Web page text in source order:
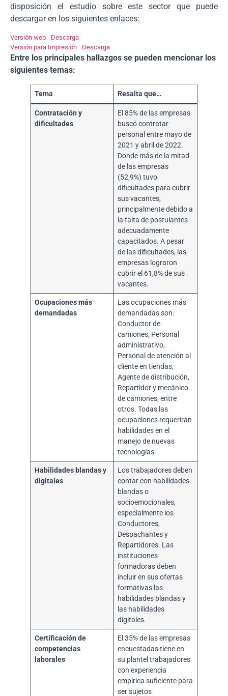
disposición el estudio sobre este sector que puede
descargar en los siguientes enlaces:
Versión web
Descarga
Versión para Impresión
Descarga
Entre los principales hallazgos se pueden mencionar los
siguientes temas:
Tema Resalta que…
Contratación y
dificultades
El 85% de las empresas
buscó contratar
personal entre mayo de
2021 y abril de 2022.
Donde más de la mitad
de las empresas
(52,9%) tuvo
dificultades para cubrir
sus vacantes,
principalmente debido a
la falta de postulantes
adecuadamente
capacitados. A pesar
de las dificultades, las
empresas lograron
cubrir el 61,8% de sus
vacantes.
Ocupaciones más
demandadas
Las ocupaciones más
demandadas son:
Conductor de
camiones, Personal
administrativo,
Personal de atención al
cliente en tiendas,
Agente de distribución,
Repartidor y mecánico
de camiones, entre
otros. Todas las
ocupaciones requerirán
habilidades en el
manejo de nuevas
tecnologías.
Habilidades blandas y
digitales
Los trabajadores deben
contar con habilidades
blandas o
socioemocionales,
especialmente los
Conductores,
Despachantes y
Repartidores. Las
instituciones
formadoras deben
incluir en sus ofertas
formativas las
habilidades blandas y
las habilidades
digitales.
Certificación de
competencias
laborales
El 35% de las empresas
encuestadas tiene en
su plantel trabajadores
con experiencia
empírica suficiente para
ser sujetos